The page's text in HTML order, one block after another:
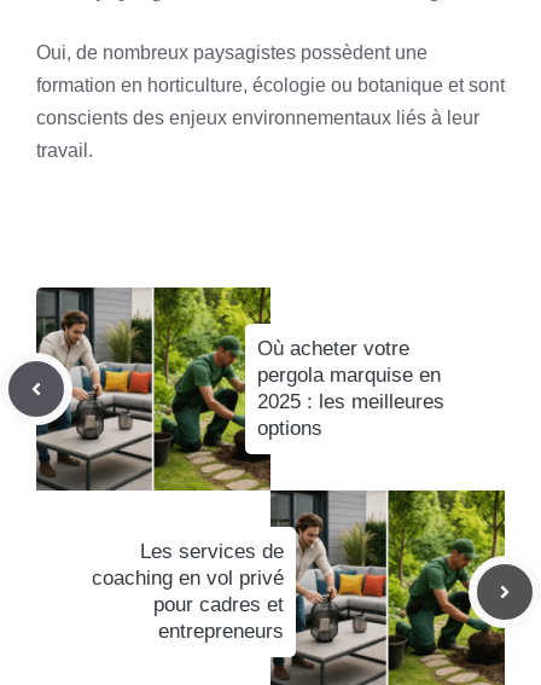
Oui, de nombreux paysagistes possèdent une
formation en horticulture, écologie ou botanique et sont
conscients des enjeux environnementaux liés à leur
travail.
Où acheter votre
pergola marquise en
2025 : les meilleures
options
Les services de
coaching en vol privé
pour cadres et
entrepreneurs